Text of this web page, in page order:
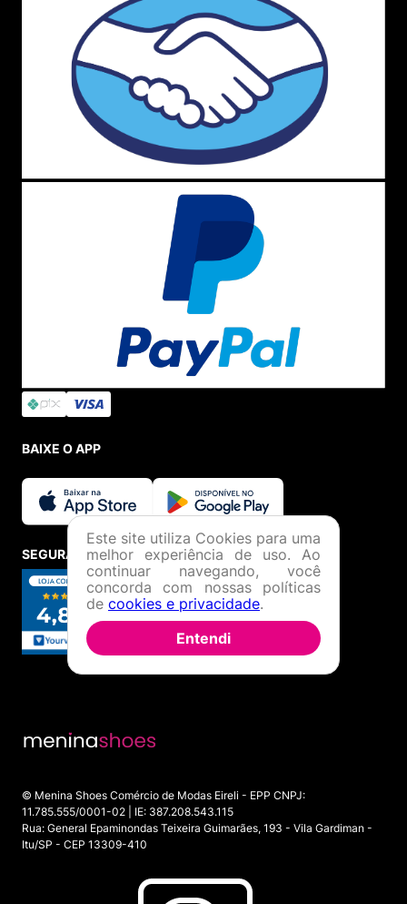
BAIXE O APP
SEGURANÇA E CREDIBILIDADE
© Menina Shoes Comércio de Modas Eireli - EPP CNPJ:
11.785.555/0001-02 | IE: 387.208.543.115
Rua: General Epaminondas Teixeira Guimarães, 193 - Vila Gardiman -
Itu/SP - CEP 13309-410
Este site utiliza Cookies para uma
melhor experiência de uso. Ao
continuar navegando, você
concorda com nossas políticas
de cookies e privacidade.
Entendi